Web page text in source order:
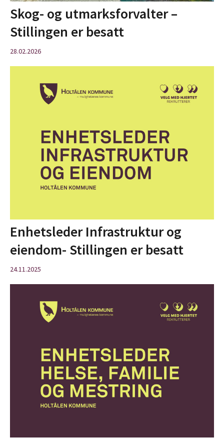
Skog- og utmarksforvalter –
Stillingen er besatt
28.02.2026
Enhetsleder Infrastruktur og
eiendom- Stillingen er besatt
24.11.2025